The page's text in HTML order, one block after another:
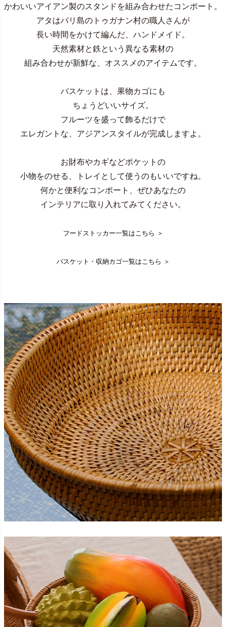
かわいいアイアン製のスタンドを組み合わせたコンポート。
アタはバリ島のトゥガナン村の職人さんが
長い時間をかけて編んだ、ハンドメイド。
天然素材と鉄という異なる素材の
組み合わせが新鮮な、オススメのアイテムです。
バスケットは、果物カゴにも
ちょうどいいサイズ。
フルーツを盛って飾るだけで
エレガントな、アジアンスタイルが完成しますよ。
お財布やカギなどポケットの
小物をのせる、トレイとして使うのもいいですね。
何かと便利なコンポート、ぜひあなたの
インテリアに取り入れてみてください。
フードストッカー一覧はこちら ＞
バスケット・収納カゴ一覧はこちら ＞